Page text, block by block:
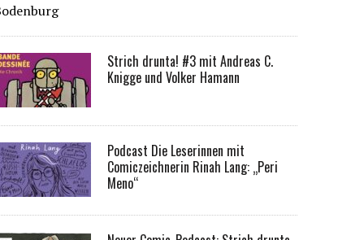
Strich drunta! #3 mit Andreas C.
Knigge und Volker Hamann
Podcast Die Leserinnen mit
Comiczeichnerin Rinah Lang: „Peri
Meno“